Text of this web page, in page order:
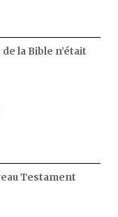
la Bible n’était
Testament